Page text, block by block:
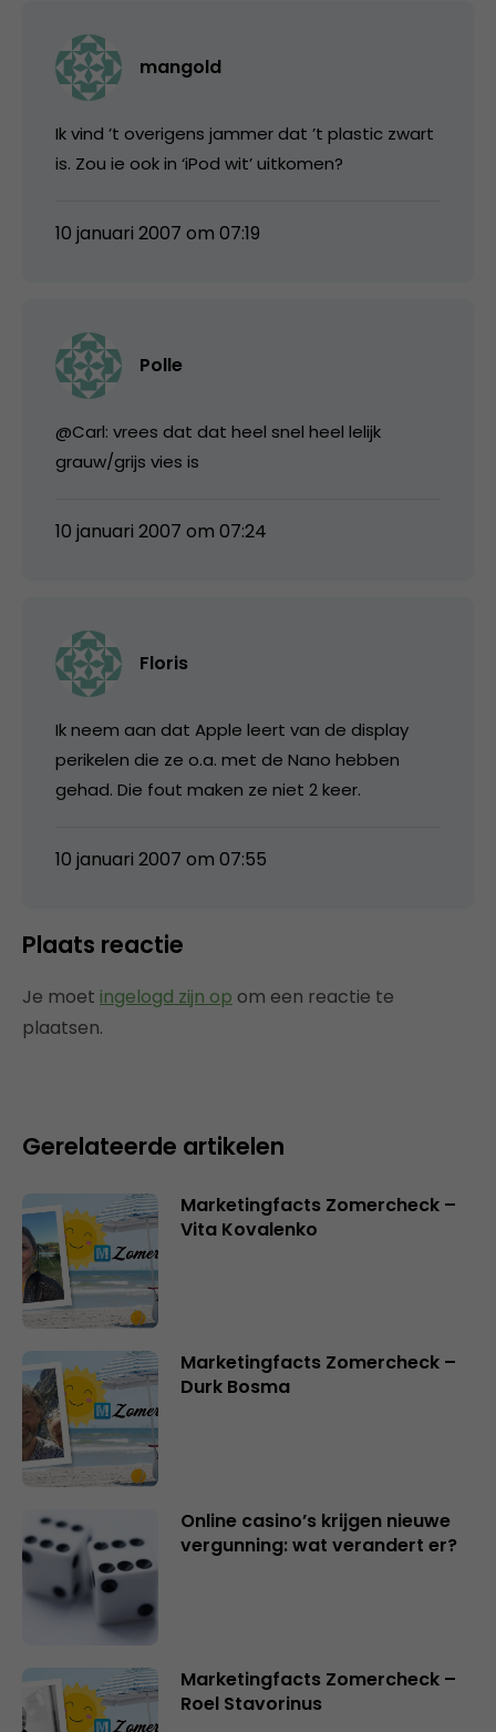
mangold
Ik vind ’t overigens jammer dat ’t plastic zwart
is. Zou ie ook in ‘iPod wit’ uitkomen?
10 januari 2007 om 07:19
Polle
@Carl: vrees dat dat heel snel heel lelijk
grauw/grijs vies is
10 januari 2007 om 07:24
Floris
Ik neem aan dat Apple leert van de display
perikelen die ze o.a. met de Nano hebben
gehad. Die fout maken ze niet 2 keer.
10 januari 2007 om 07:55
Plaats reactie
Je moet ingelogd zijn op om een reactie te
plaatsen.
Gerelateerde artikelen
Marketingfacts Zomercheck –
Vita Kovalenko
Marketingfacts Zomercheck –
Durk Bosma
Online casino’s krijgen nieuwe
vergunning: wat verandert er?
Marketingfacts Zomercheck –
Roel Stavorinus